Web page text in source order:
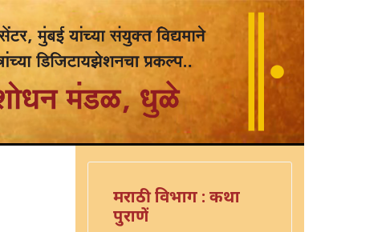
मराठी विभाग : कथा
पुराणें